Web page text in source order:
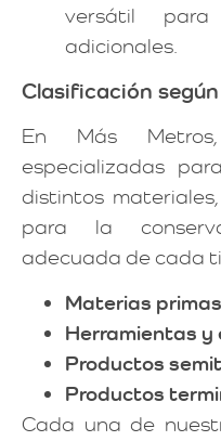
versátil para
adicionales.
Clasificación
En Más
especializadas
distintos
para la
adecuada de cada
Materias primas
Herramientas y
Productos
Productos
Cada una de